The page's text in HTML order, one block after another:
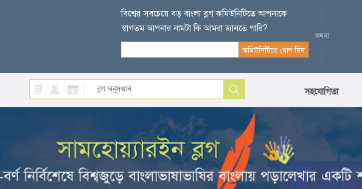
বিশ্বের সবচেয়ে বড় বাংলা ব্লগ কমিউনিটিতে আপনাকে
স্বাগতম আপনার নামটা কি আমরা জানতে পারি?
সহযোগিতা